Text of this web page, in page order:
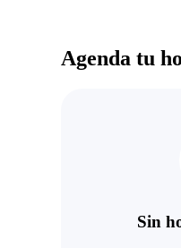
Agenda tu
Sin